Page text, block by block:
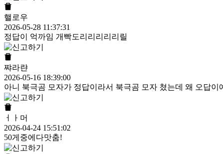
핼로우
2026-05-28 11:37:31
정답이 억까임 개빡도리리리리리릴
쨔라랸
2026-05-16 18:39:00
아니 북극곰 모자가 정답이라서 북극곰 모자 쳤는데 왜 오답이
ㅓㅏ머
2026-04-24 15:51:02
50게중에다맛춤!